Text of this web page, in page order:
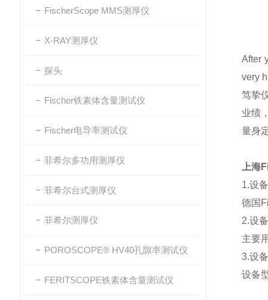
FischerScope MMS测厚仪
X-RAY测厚仪
探头
Fischer铁素体含量测试仪
Fischer电导率测试仪
菲希尔多功用测厚仪
菲希尔台式测厚仪
菲希尔测厚仪
POROSCOPE® HV40孔隙率测试仪
FERITSCOPE铁素体含量测试仪
After
very
笃挚
业绩
量身
上海
1.设
德国
2.设
主要
3.设
设备